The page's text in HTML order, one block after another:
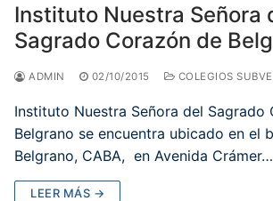
Instituto Nuestra Señora
Sagrado Corazón de
ADMIN 02/10/2015 COLEGIOS
Instituto Nuestra Señora del Sagrado
Belgrano se encuentra ubicado en el
Belgrano, CABA, en Avenida Crámer…
LEER MÁS →